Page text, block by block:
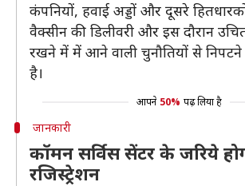
कंपनियों, हवाई अड्डों और दूसरे
वैक्सीन की डिलीवरी और इस दौरान
रखने में में आने वाली चुनौतियों से निपटने
है।
आपने 50% पढ़ लिया है
जानकारी
कॉमन सर्विस सेंटर के जरिये
रजिस्ट्रेशन